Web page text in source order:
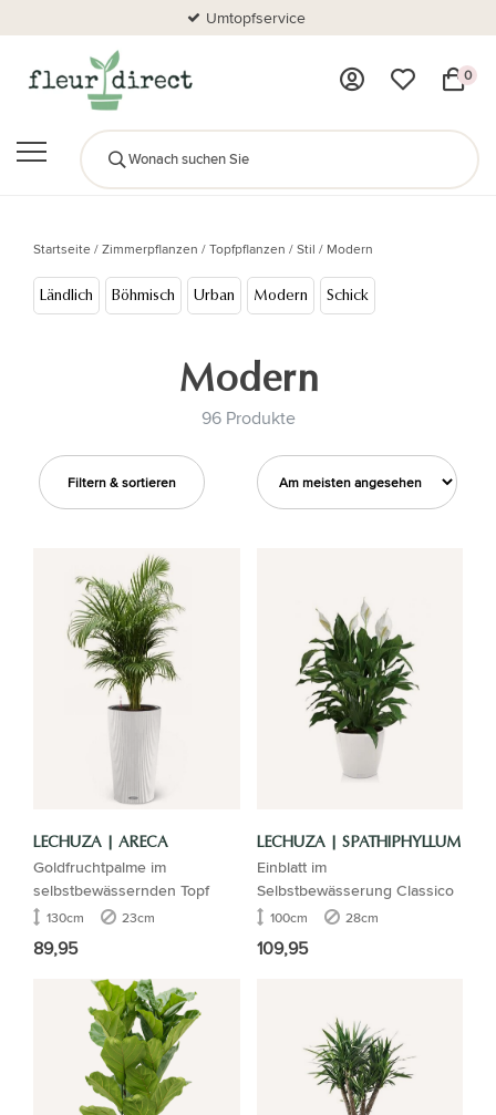
Umtopfservice
0
Startseite/Zimmerpflanzen /Topfpflanzen /Stil / Modern
Ländlich Böhmisch Urban Modern Schick
Modern
96 Produkte
Filtern & sortieren
LECHUZA | ARECA
Goldfruchtpalme im
selbstbewässernden Topf
130cm 23cm
89,95
LECHUZA | SPATHIPHYLLUM
Einblatt im
Selbstbewässerung Classico
100cm 28cm
109,95